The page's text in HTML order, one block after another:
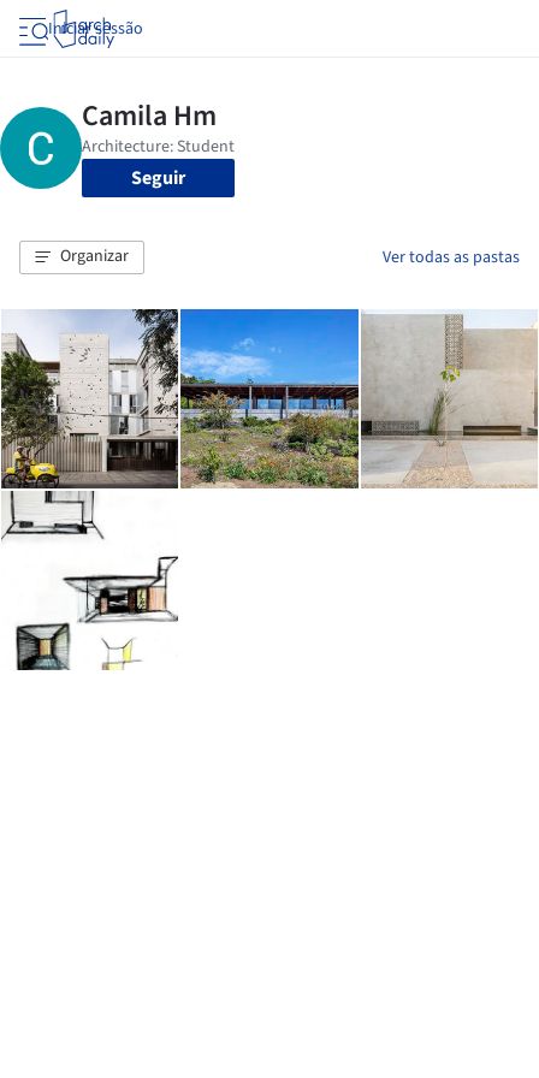
Iniciar sessão
Seguir
Organizar Ver todas as pastas